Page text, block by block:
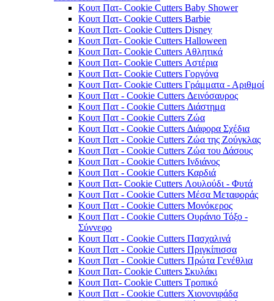
Κουπ Πατ- Cookie Cutters Baby Shower
Κουπ Πατ- Cookie Cutters Barbie
Κουπ Πατ- Cookie Cutters Disney
Κουπ Πατ- Cookie Cutters Halloween
Κουπ Πατ- Cookie Cutters Αθλητικά
Κουπ Πατ- Cookie Cutters Αστέρια
Κουπ Πατ- Cookie Cutters Γοργόνα
Κουπ Πατ- Cookie Cutters Γράμματα - Αριθμοί
Κουπ Πατ - Cookie Cutters Δεινόσαυρος
Κουπ Πατ - Cookie Cutters Διάστημα
Κουπ Πατ - Cookie Cutters Ζώα
Κουπ Πατ - Cookie Cutters Διάφορα Σχέδια
Κουπ Πατ - Cookie Cutters Ζώα της Ζούγκλας
Κουπ Πατ - Cookie Cutters Ζώα του Δάσους
Κουπ Πατ - Cookie Cutters Ινδιάνος
Κουπ Πατ - Cookie Cutters Καρδιά
Κουπ Πατ- Cookie Cutters Λουλούδι - Φυτά
Κουπ Πατ - Cookie Cutters Μέσα Μεταφοράς
Κουπ Πατ - Cookie Cutters Μονόκερος
Κουπ Πατ - Cookie Cutters Ουράνιο Τόξο -
Σύννεφο
Κουπ Πατ - Cookie Cutters Πασχαλινά
Κουπ Πατ - Cookie Cutters Πριγκίπισσα
Κουπ Πατ - Cookie Cutters Πρώτα Γενέθλια
Κουπ Πατ- Cookie Cutters Σκυλάκι
Κουπ Πατ- Cookie Cutters Τροπικό
Κουπ Πατ - Cookie Cutters Χιονονιφάδα